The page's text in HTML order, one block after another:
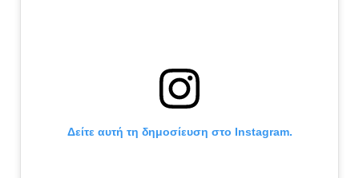
Δείτε αυτή τη δημοσίευση στο Instagram.